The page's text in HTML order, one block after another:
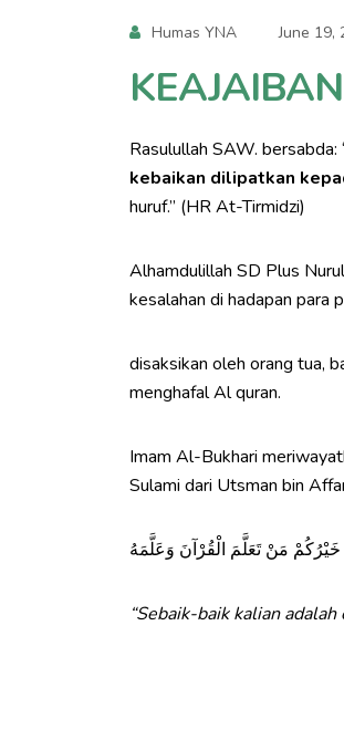
Humas YNA June 19,
Rasulullah SAW. bersabda:
kebaikan dilipatkan
huruf.” (HR At-Tirmidzi)
Alhamdulillah SD Plus
kesalahan di hadapan para
disaksikan oleh orang tua,
menghafal Al quran.
Imam Al-Bukhari
Sulami dari Utsman bin
خَيْرُكُمْ مَنْ تَعَلَّمَ الْقُرْآنَ وَعَلَّمَهُ
“Sebaik-baik kalian